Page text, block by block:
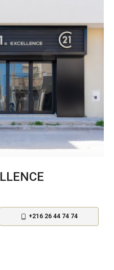
+216 26 44 74 74